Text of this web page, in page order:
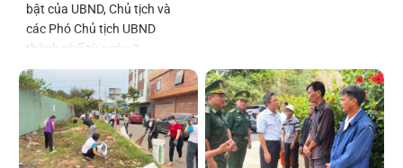
bật của UBND, Chủ tịch và
các Phó Chủ tịch UBND
thành phố từ ngày 3-
7/8/2026